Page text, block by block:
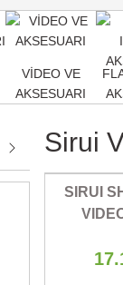
VİDEO VE
AKSESUARI
Sirui
SIRUI